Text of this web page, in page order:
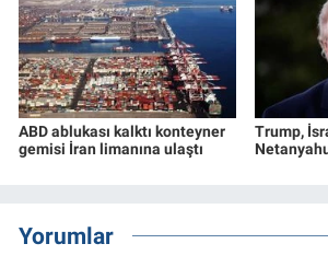
ABD ablukası kalktı konteyner
gemisi İran limanına ulaştı
Trump,
Yorumlar